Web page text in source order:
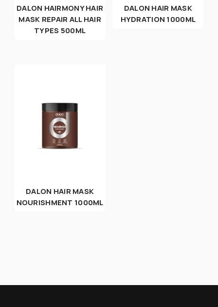
DALON HAIRMONY HAIR
MASK REPAIR ALL HAIR
TYPES 500ML
DALON HAIR MASK
HYDRATION 1000ML
DALON HAIR MASK
NOURISHMENT 1000ML